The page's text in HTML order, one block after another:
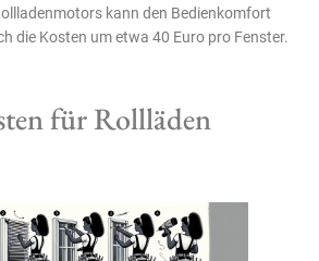
kann den Bedienkomfort
die Kosten um etwa 40 Euro pro Fenster.
für Rollläden